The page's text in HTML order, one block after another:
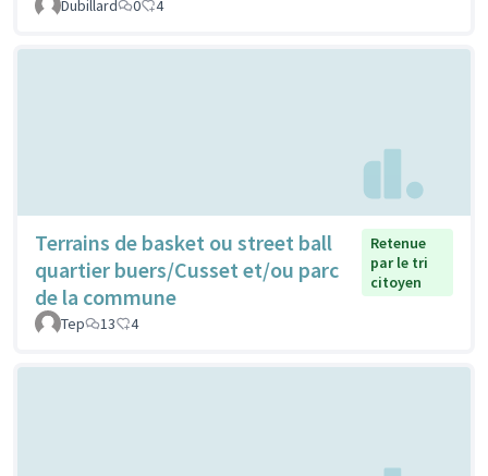
Dubillard
0 4
Terrains de basket ou street ball
quartier buers/Cusset et/ou parc
de la commune
Retenue
par le tri
citoyen
Tep 13 4